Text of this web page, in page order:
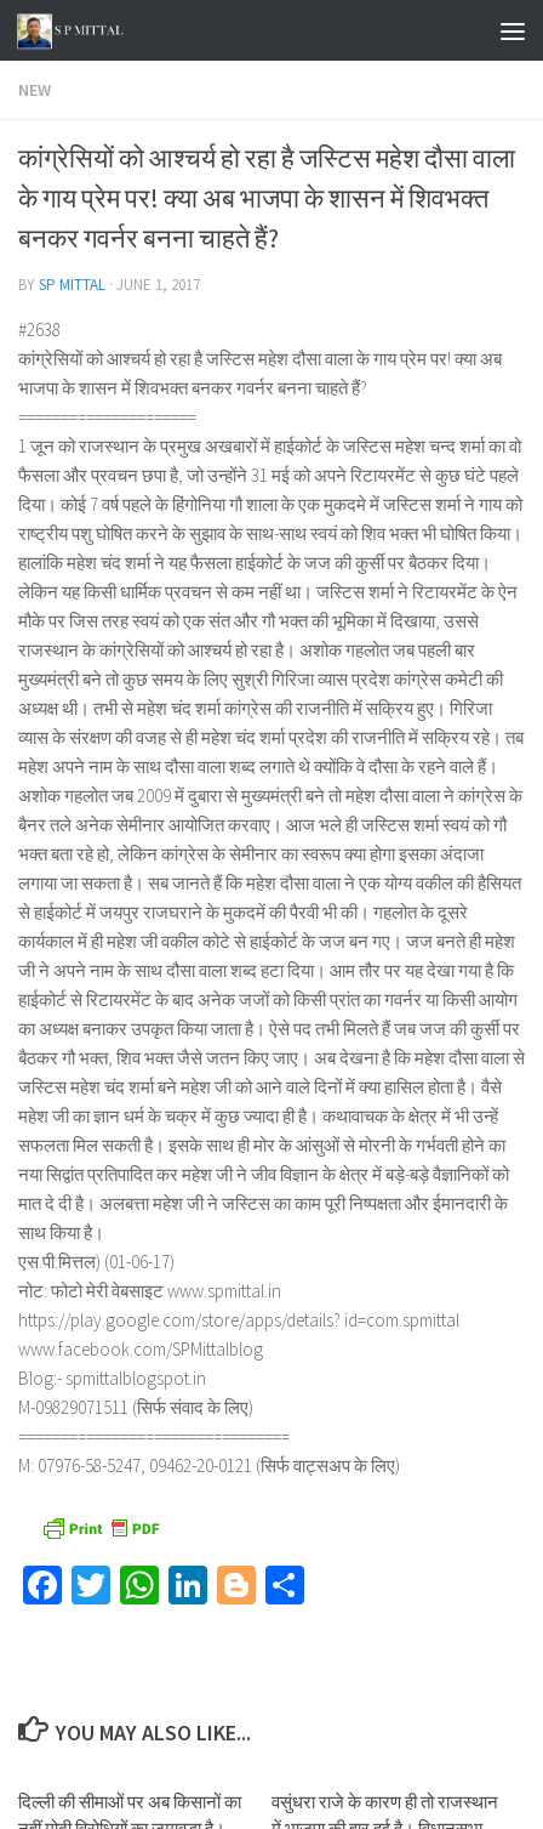
Skip to content
NEW
कांग्रेसियों को आश्चर्य हो रहा है जस्टिस महेश दौसा वाला
के गाय प्रेम पर! क्या अब भाजपा के शासन में शिवभक्त
बनकर गवर्नर बनना चाहते हैं?
BYSP MITTAL · JUNE 1, 2017
#2638
कांग्रेसियों को आश्चर्य हो रहा है जस्टिस महेश दौसा वाला के गाय प्रेम पर! क्या अब
भाजपा के शासन में शिवभक्त बनकर गवर्नर बनना चाहते हैं?
=====================
1 जून को राजस्थान के प्रमुख अखबारों में हाईकोर्ट के जस्टिस महेश चन्द शर्मा का वो
फैसला और प्रवचन छपा है, जो उन्होंने 31 मई को अपने रिटायरमेंट से कुछ घंटे पहले
दिया। कोई 7 वर्ष पहले के हिंगोनिया गौ शाला के एक मुकदमे में जस्टिस शर्मा ने गाय को
राष्ट्रीय पशु घोषित करने के सुझाव के साथ-साथ स्वयं को शिव भक्त भी घोषित किया।
हालांकि महेश चंद शर्मा ने यह फैसला हाईकोर्ट के जज की कुर्सी पर बैठकर दिया।
लेकिन यह किसी धार्मिक प्रवचन से कम नहीं था। जस्टिस शर्मा ने रिटायरमेंट के ऐन
मौके पर जिस तरह स्वयं को एक संत और गौ भक्त की भूमिका में दिखाया, उससे
राजस्थान के कांग्रेसियों को आश्चर्य हो रहा है। अशोक गहलोत जब पहली बार
मुख्यमंत्री बने तो कुछ समय के लिए सुश्री गिरिजा व्यास प्रदेश कांग्रेस कमेटी की
अध्यक्ष थी। तभी से महेश चंद शर्मा कांग्रेस की राजनीति में सक्रिय हुए। गिरिजा
व्यास के संरक्षण की वजह से ही महेश चंद शर्मा प्रदेश की राजनीति में सक्रिय रहे। तब
महेश अपने नाम के साथ दौसा वाला शब्द लगाते थे क्योंकि वे दौसा के रहने वाले हैं।
अशोक गहलोत जब 2009 में दुबारा से मुख्यमंत्री बने तो महेश दौसा वाला ने कांग्रेस के
बैनर तले अनेक सेमीनार आयोजित करवाए। आज भले ही जस्टिस शर्मा स्वयं को गौ
भक्त बता रहे हो, लेकिन कांग्रेस के सेमीनार का स्वरूप क्या होगा इसका अंदाजा
लगाया जा सकता है। सब जानते हैं कि महेश दौसा वाला ने एक योग्य वकील की हैसियत
से हाईकोर्ट में जयपुर राजघराने के मुकदमें की पैरवी भी की। गहलोत के दूसरे
कार्यकाल में ही महेश जी वकील कोटे से हाईकोर्ट के जज बन गए। जज बनते ही महेश
जी ने अपने नाम के साथ दौसा वाला शब्द हटा दिया। आम तौर पर यह देखा गया है कि
हाईकोर्ट से रिटायरमेंट के बाद अनेक जजों को किसी प्रांत का गवर्नर या किसी आयोग
का अध्यक्ष बनाकर उपकृत किया जाता है। ऐसे पद तभी मिलते हैं जब जज की कुर्सी पर
बैठकर गौ भक्त, शिव भक्त जैसे जतन किए जाए। अब देखना है कि महेश दौसा वाला से
जस्टिस महेश चंद शर्मा बने महेश जी को आने वाले दिनों में क्या हासिल होता है। वैसे
महेश जी का ज्ञान धर्म के चक्र में कुछ ज्यादा ही है। कथावाचक के क्षेत्र में भी उन्हें
सफलता मिल सकती है। इसके साथ ही मोर के आंसुओं से मोरनी के गर्भवती होने का
नया सिद्वांत प्रतिपादित कर महेश जी ने जीव विज्ञान के क्षेत्र में बड़े-बड़े वैज्ञानिकों को
मात दे दी है। अलबत्ता महेश जी ने जस्टिस का काम पूरी निष्पक्षता और ईमानदारी के
साथ किया है।
एस.पी.मित्तल) (01-06-17)
नोट: फोटो मेरी वेबसाइट www.spmittal.in
https://play.google.com/store/apps/details? id=com.spmittal
www.facebook.com/SPMittalblog
Blog:- spmittalblogspot.in
M-09829071511 (सिर्फ संवाद के लिए)
================================
M: 07976-58-5247, 09462-20-0121 (सिर्फ वाट्सअप के लिए)
Facebook
TwitterWhatsApp
LinkedIn
Blogger
YOU MAY ALSO LIKE...
दिल्ली की सीमाओं पर अब किसानों का
वसुंधरा राजे के कारण ही तो राजस्थान